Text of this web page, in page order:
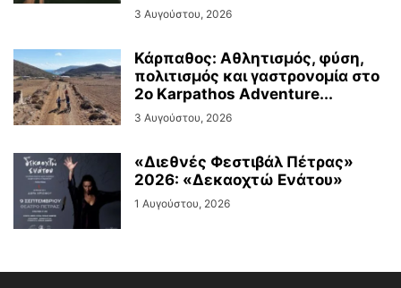
3 Αυγούστου, 2026
Κάρπαθος: Αθλητισμός, φύση,
πολιτισμός και γαστρονομία στο
2ο Karpathos Adventure...
3 Αυγούστου, 2026
«Διεθνές Φεστιβάλ Πέτρας»
2026: «Δεκαοχτώ Ενάτου»
1 Αυγούστου, 2026